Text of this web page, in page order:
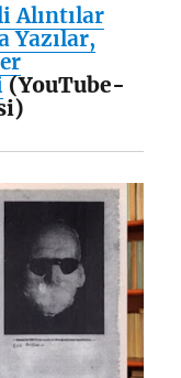
Alıntılar
Yazılar,
(YouTube-